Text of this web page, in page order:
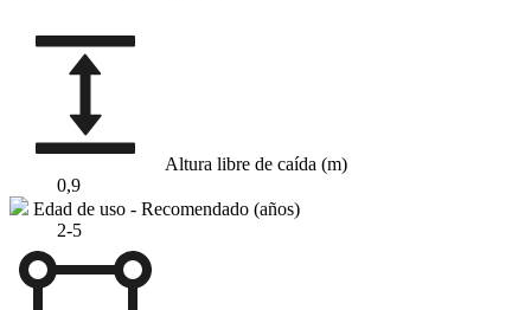
Altura libre de caída (m)
0,9
Edad de uso - Recomendado (años)
2-5